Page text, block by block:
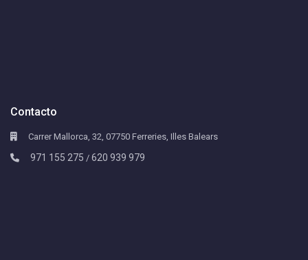
Contacto
Carrer Mallorca, 32, 07750 Ferreries, Illes Balears
971 155 275 /620 939 979